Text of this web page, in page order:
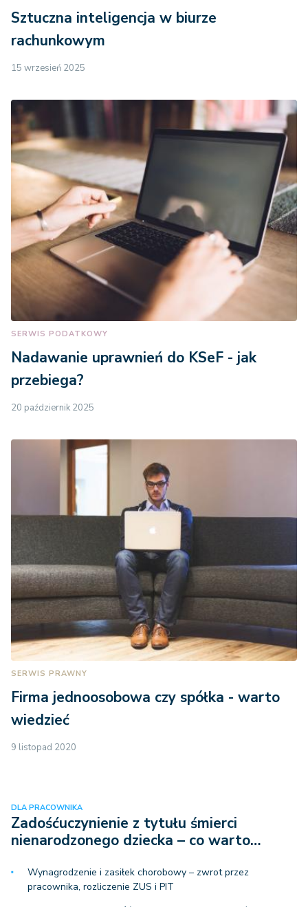
Sztuczna inteligencja w biurze
rachunkowym
15 wrzesień 2025
SERWIS PODATKOWY
Nadawanie uprawnień do KSeF - jak
przebiega?
20 październik 2025
SERWIS PRAWNY
Firma jednoosobowa czy spółka - warto
wiedzieć
9 listopad 2020
DLA PRACOWNIKA
Zadośćuczynienie z tytułu śmierci
nienarodzonego dziecka – co warto…
Wynagrodzenie i zasiłek chorobowy – zwrot przez
pracownika, rozliczenie ZUS i PIT